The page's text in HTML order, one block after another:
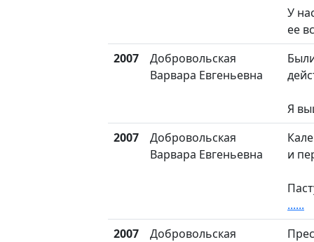
У
ее
2007
Добровольская
Варвара Евгеньевна
Я
2007
Добровольская
Варвара Евгеньевна
и
......
2007
Добровольская